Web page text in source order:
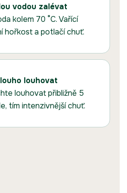
vodou zalévat
kolem 70 °C. Vařící
hořkost a potlačí chuť.
louhovat
louhovat přibližně 5
tím intenzivnější chuť.